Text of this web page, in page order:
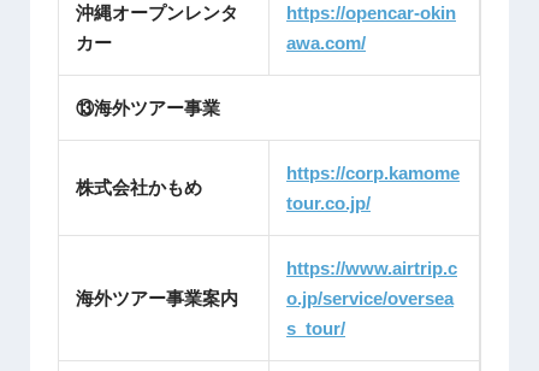
沖縄オープンレンタ
カー
https://opencar-okin
awa.com/
⑬海外ツアー事業
株式会社かもめ
https://corp.kamome
tour.co.jp/
海外ツアー事業案内
https://www.airtrip.c
o.jp/service/oversea
s_tour/